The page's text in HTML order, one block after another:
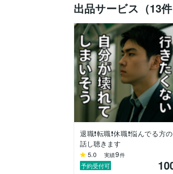
言いたいことがまとまっ
あなたのペースで、ゆっ
たとえば、こんな悩みは
◇上司の言動に振り回され
◇職場でイヤな扱いをされ
◇愚痴や自慢を聞かされて
◇家族やパートナーと話が
◇パワハラやセクハラに悩
◇親の介護で心が限界に近
◇退職・転職を考えてるけ
◇この先どう生きていけば
これらは、実際に多くの方
そして、私自身も経験し
出品サービス（13件
退職❗️転職❗️休職❗️悩んでる方
話し聴きます
5.0 実績9件
予約受付可